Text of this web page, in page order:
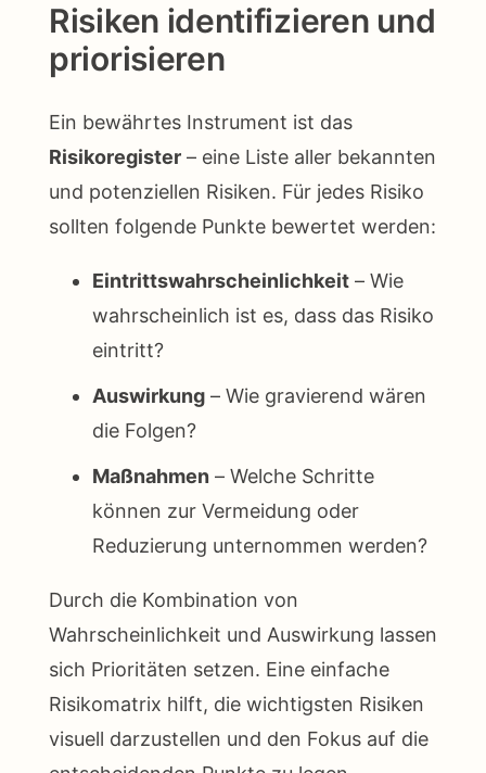
Risiken identifizieren und
priorisieren
Ein bewährtes Instrument ist das
Risikoregister – eine Liste aller bekannten
und potenziellen Risiken. Für jedes Risiko
sollten folgende Punkte bewertet werden:
Eintrittswahrscheinlichkeit – Wie
wahrscheinlich ist es, dass das Risiko
eintritt?
Auswirkung – Wie gravierend wären
die Folgen?
Maßnahmen – Welche Schritte
können zur Vermeidung oder
Reduzierung unternommen werden?
Durch die Kombination von
Wahrscheinlichkeit und Auswirkung lassen
sich Prioritäten setzen. Eine einfache
Risikomatrix hilft, die wichtigsten Risiken
visuell darzustellen und den Fokus auf die